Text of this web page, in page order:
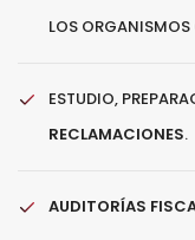
LOS ORGANISMOS
ESTUDIO,
RECLAMACIONES.
AUDITORÍAS